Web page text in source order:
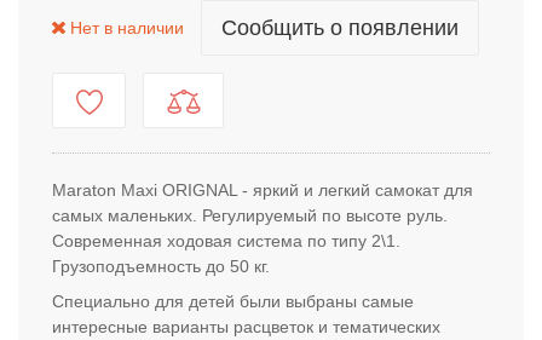
Нет в наличии Сообщить о появлении
Maraton Maxi ORIGNAL - яркий и легкий самокат для
самых маленьких. Регулируемый по высоте руль.
Современная ходовая система по типу 2\1.
Грузоподъемность до 50 кг.
Специально для детей были выбраны самые
интересные варианты расцветок и тематических